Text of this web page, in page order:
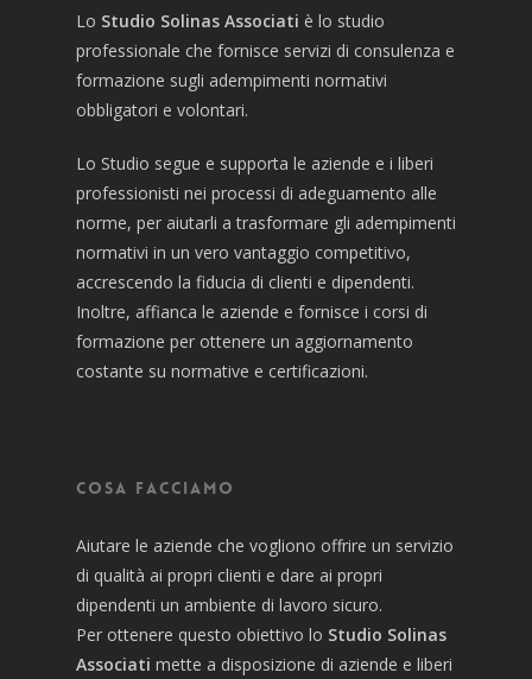
Lo Studio Solinas Associati è lo studio
professionale che fornisce servizi di consulenza e
formazione sugli adempimenti normativi
obbligatori e volontari.
Lo Studio segue e supporta le aziende e i liberi
professionisti nei processi di adeguamento alle
norme, per aiutarli a trasformare gli adempimenti
normativi in un vero vantaggio competitivo,
accrescendo la fiducia di clienti e dipendenti.
Inoltre, affianca le aziende e fornisce i corsi di
formazione per ottenere un aggiornamento
costante su normative e certificazioni.
Cosa facciamo
Aiutare le aziende che vogliono offrire un servizio
di qualità ai propri clienti e dare ai propri
dipendenti un ambiente di lavoro sicuro.
Per ottenere questo obiettivo lo Studio Solinas
Associati mette a disposizione di aziende e liberi